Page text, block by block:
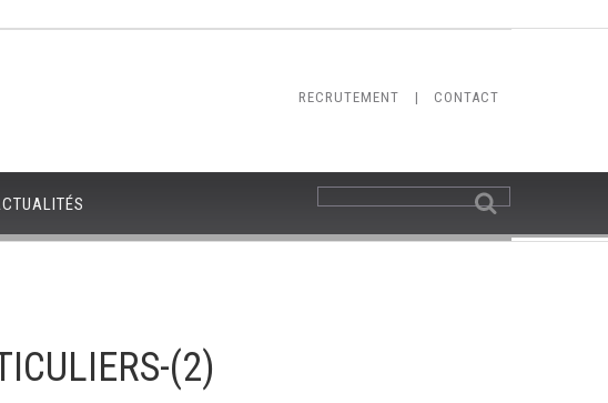
RECRUTEMENT | CONTACT
(2)